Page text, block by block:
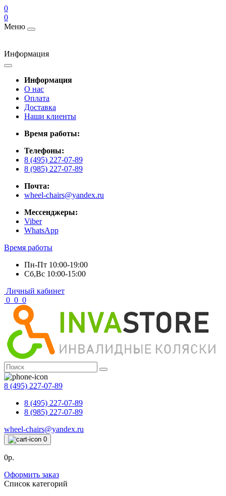
0
0
Меню
Информация
Информация
О нас
Оплата
Доставка
Наши клиенты
Время работы:
Телефоны:
8 (495) 227-07-89
8 (985) 227-07-89
Почта:
wheel-chairs@yandex.ru
Мессенджеры:
Viber
WhatsApp
Время работы
Пн-Пт 10:00-19:00
Сб,Вс 10:00-15:00
Личный кабинет
0 0 0
8 (495) 227-07-89
8 (495) 227-07-89
8 (985) 227-07-89
wheel-chairs@yandex.ru
0
0р.
Оформить заказ
Список категорий